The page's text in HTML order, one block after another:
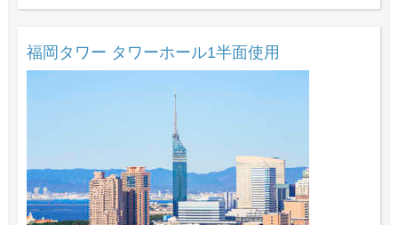
福岡タワー タワーホール1半面使用